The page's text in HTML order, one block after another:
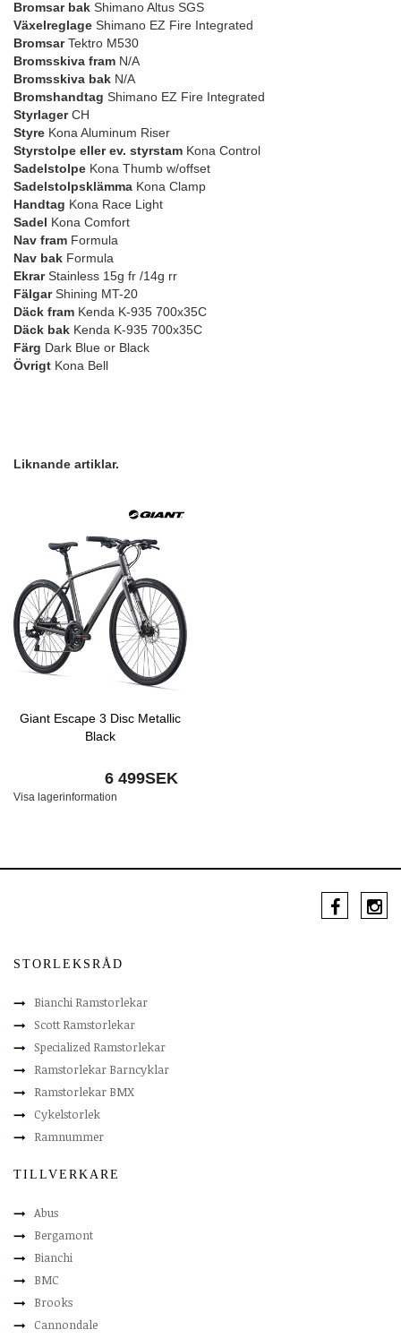
Bromsar bak Shimano Altus SGS
Växelreglage Shimano EZ Fire Integrated
BromsarTektro M530
Bromsskiva fram N/A
Bromsskiva bak N/A
Bromshandtag Shimano EZ Fire Integrated
StyrlagerCH
Styre Kona Aluminum Riser
Styrstolpe eller ev. styrstam Kona Control
Sadelstolpe Kona Thumb w/offset
Sadelstolpsklämma Kona Clamp
Handtag Kona Race Light
Sadel Kona Comfort
Nav fram Formula
Nav bak Formula
EkrarStainless 15g fr /14g rr
FälgarShining MT-20
Däck fram Kenda K-935 700x35C
Däck bak Kenda K-935 700x35C
Färg Dark Blue or Black
Övrigt Kona Bell
Liknande artiklar.
Giant Escape 3 Disc Metallic
Black
6 499SEK
Visa lagerinformation
STORLEKSRÅD
Bianchi Ramstorlekar
Scott Ramstorlekar
Specialized Ramstorlekar
Ramstorlekar Barncyklar
Ramstorlekar BMX
Cykelstorlek
Ramnummer
TILLVERKARE
Abus
Bergamont
Bianchi
BMC
Brooks
Cannondale